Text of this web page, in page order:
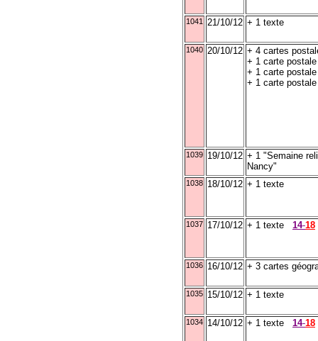
1041 21/10/12 + 1 texte
1040 20/10/12 + 4 cartes
+ 1 carte
+ 1 carte
+ 1 carte
1039 19/10/12 + 1 "Semaine
Nancy"
1038 18/10/12 + 1 texte
1037 17/10/12 + 1 texte 14-18
1036 16/10/12 + 3 cartes
1035 15/10/12 + 1 texte
1034 14/10/12 + 1 texte 14-18